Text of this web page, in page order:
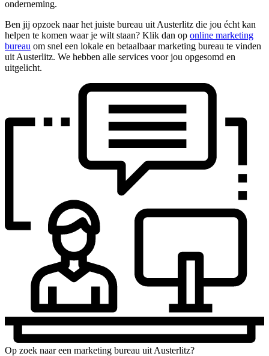
onderneming.
Ben jij opzoek naar het juiste bureau uit Austerlitz die jou écht kan
helpen te komen waar je wilt staan? Klik dan op online marketing
bureau om snel een lokale en betaalbaar marketing bureau te vinden
uit Austerlitz. We hebben alle services voor jou opgesomd en
uitgelicht.
Op zoek naar een marketing bureau uit Austerlitz?